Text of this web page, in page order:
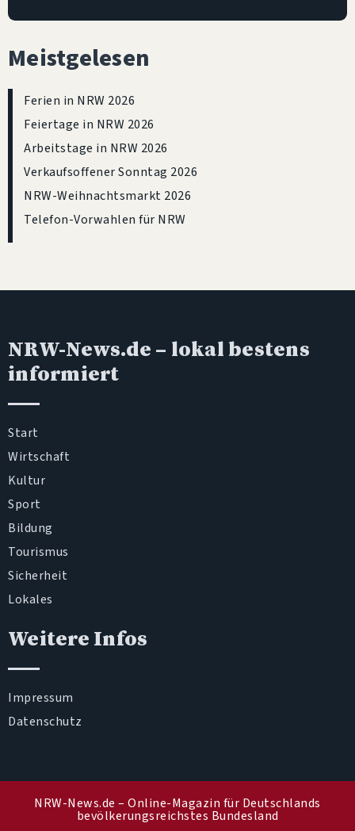
Meistgelesen
Ferien in NRW 2026
Feiertage in NRW 2026
Arbeitstage in NRW 2026
Verkaufsoffener Sonntag 2026
NRW-Weihnachtsmarkt 2026
Telefon-Vorwahlen für NRW
NRW-News.de – lokal bestens
informiert
Start
Wirtschaft
Kultur
Sport
Bildung
Tourismus
Sicherheit
Lokales
Weitere Infos
Impressum
Datenschutz
NRW-News.de – Online-Magazin für Deutschlands
bevölkerungsreichstes Bundesland